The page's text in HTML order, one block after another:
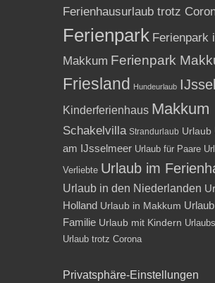
Ferienhausurlaub trotz
Ferienpark Ferienpark
Makkum Ferienpark
Friesland Hundeurlaub
Kinderferienhaus Makkum
Schakelvilla Strandurlaub Urlaub
am IJsselmeer Urlaub für Paare
Verliebte Urlaub im
Urlaub in den Niederlanden
Holland Urlaub in Makkum
Familie Urlaub mit Kindern
Urlaub trotz Corona
Privatsphäre-Einstellungen